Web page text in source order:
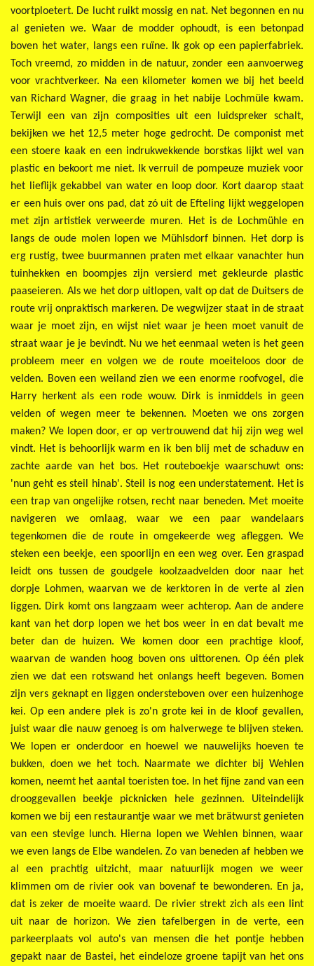
voortploetert. De lucht ruikt mossig en nat. Net begonnen en nu
al genieten we. Waar de modder ophoudt, is een betonpad
boven het water, langs een ruïne. Ik gok op een papierfabriek.
Toch vreemd, zo midden in de natuur, zonder een aanvoerweg
voor vrachtverkeer. Na een kilometer komen we bij het beeld
van Richard Wagner, die graag in het nabije Lochmüle kwam.
Terwijl een van zijn composities uit een luidspreker schalt,
bekijken we het 12,5 meter hoge gedrocht. De componist met
een stoere kaak en een indrukwekkende borstkas lijkt wel van
plastic en bekoort me niet. Ik verruil de pompeuze muziek voor
het lieflijk gekabbel van water en loop door. Kort daarop staat
er een huis over ons pad, dat zó uit de Efteling lijkt weggelopen
met zijn artistiek verweerde muren. Het is de Lochmühle en
langs de oude molen lopen we Mühlsdorf binnen. Het dorp is
erg rustig, twee buurmannen praten met elkaar vanachter hun
tuinhekken en boompjes zijn versierd met gekleurde plastic
paaseieren. Als we het dorp uitlopen, valt op dat de Duitsers de
route vrij onpraktisch markeren. De wegwijzer staat in de straat
waar je moet zijn, en wijst niet waar je heen moet vanuit de
straat waar je je bevindt. Nu we het eenmaal weten is het geen
probleem meer en volgen we de route moeiteloos door de
velden. Boven een weiland zien we een enorme roofvogel, die
Harry herkent als een rode wouw. Dirk is inmiddels in geen
velden of wegen meer te bekennen. Moeten we ons zorgen
maken? We lopen door, er op vertrouwend dat hij zijn weg wel
vindt. Het is behoorlijk warm en ik ben blij met de schaduw en
zachte aarde van het bos. Het routeboekje waarschuwt ons:
'nun geht es steil hinab'. Steil is nog een understatement. Het is
een trap van ongelijke rotsen, recht naar beneden. Met moeite
navigeren we omlaag, waar we een paar wandelaars
tegenkomen die de route in omgekeerde weg afleggen. We
steken een beekje, een spoorlijn en een weg over. Een graspad
leidt ons tussen de goudgele koolzaadvelden door naar het
dorpje Lohmen, waarvan we de kerktoren in de verte al zien
liggen. Dirk komt ons langzaam weer achterop. Aan de andere
kant van het dorp lopen we het bos weer in en dat bevalt me
beter dan de huizen. We komen door een prachtige kloof,
waarvan de wanden hoog boven ons uittorenen. Op één plek
zien we dat een rotswand het onlangs heeft begeven. Bomen
zijn vers geknapt en liggen ondersteboven over een huizenhoge
kei. Op een andere plek is zo'n grote kei in de kloof gevallen,
juist waar die nauw genoeg is om halverwege te blijven steken.
We lopen er onderdoor en hoewel we nauwelijks hoeven te
bukken, doen we het toch. Naarmate we dichter bij Wehlen
komen, neemt het aantal toeristen toe. In het fijne zand van een
drooggevallen beekje picknicken hele gezinnen. Uiteindelijk
komen we bij een restaurantje waar we met brätwurst genieten
van een stevige lunch. Hierna lopen we Wehlen binnen, waar
we even langs de Elbe wandelen. Zo van beneden af hebben we
al een prachtig uitzicht, maar natuurlijk mogen we weer
klimmen om de rivier ook van bovenaf te bewonderen. En ja,
dat is zeker de moeite waard. De rivier strekt zich als een lint
uit naar de horizon. We zien tafelbergen in de verte, een
parkeerplaats vol auto's van mensen die het pontje hebben
gepakt naar de Bastei, het eindeloze groene tapijt van het ons